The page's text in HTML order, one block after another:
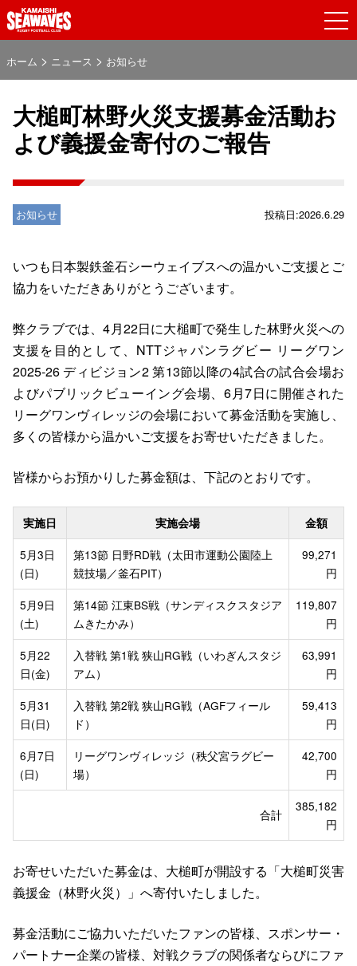
ホーム > ニュース > お知らせ
大槌町林野火災支援募金活動お
よび義援金寄付のご報告
お知らせ 投稿日:2026.6.29
いつも日本製鉄釜石シーウェイブスへの温かいご支援とご
協力をいただきありがとうございます。
弊クラブでは、4月22日に大槌町で発生した林野火災への
支援を目的として、NTTジャパンラグビー リーグワン
2025-26 ディビジョン2 第13節以降の4試合の試合会場お
よびパブリックビューイング会場、6月7日に開催された
リーグワンヴィレッジの会場において募金活動を実施し、
多くの皆様から温かいご支援をお寄せいただきました。
皆様からお預かりした募金額は、下記のとおりです。
実施日 実施会場 金額
5月3日
(日)
第13節 日野RD戦（太田市運動公園陸上
競技場／釜石PIT）
99,271
円
5月9日
(土)
第14節 江東BS戦（サンディスクスタジア
ムきたかみ）
119,807
円
5月22
日(金)
入替戦 第1戦 狭山RG戦（いわぎんスタジ
アム）
63,991
円
5月31
日(日)
入替戦 第2戦 狭山RG戦（AGFフィール
ド）
59,413
円
6月7日
(日)
リーグワンヴィレッジ（秩父宮ラグビー
場）
42,700
円
合計
385,182
円
お寄せいただいた募金は、大槌町が開設する「大槌町災害
義援金（林野火災）」へ寄付いたしました。
募金活動にご協力いただいたファンの皆様、スポンサー・
パートナー企業の皆様、対戦クラブの関係者ならびにファ